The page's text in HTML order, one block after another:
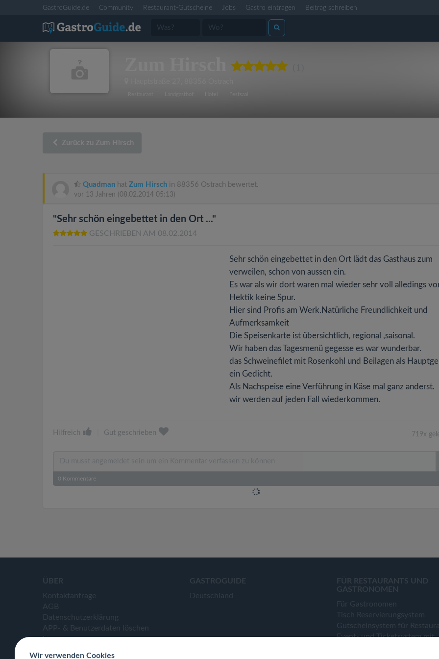
GastroGuide.de Community Restaurant-Gutscheine Jobs Gastro eintragen Beitrag schreiben
Zurück zu Zum Hirsch
Quadman hat Zum Hirsch in 88356 Ostrach bewertet.
vor 13 Jahren (08.02.2014 05:13)
"Sehr schön eingebettet in den Ort ..."
GESCHRIEBEN AM 08.02.2014
Sehr schön eingebettet in den Ort lädt das Gasthaus zum
verweilen, schon von aussen ein.
Es war als wir dort waren mal wieder sehr voll alledings
Hektik keine Spur.
Hier sind Profis am Werk.Natürliche Freundlichkeit und
Aufmerksamkeit
Die Speisenkarte ist übersichtlich, regional ,saisonal.
Wir haben das Tagesmenü gegesse es war wunderbar.
das Schweinefilet mit Rosenkohl und Beilagen als
ein Gedicht.
Als Nachspeise eine Verführung in Käse mal ganz anderst.
wir werden auf jeden Fall wiederkommen.
Hilfreich Gut geschrieben 719x
0 Kommentare
ÜBER
Kontaktanfrage
AGB
Datenschutzerklärung
APP- & Benutzerdaten löschen
Impressum
GASTROGUIDE
Deutschland
FÜR RESTAURANTS UND
GASTRONOMEN
Für Gastronomen
Tisch Reservierungsystem
Gutscheinsystem für
Event- und Ticketsystem mit
Wir verwenden Cookies